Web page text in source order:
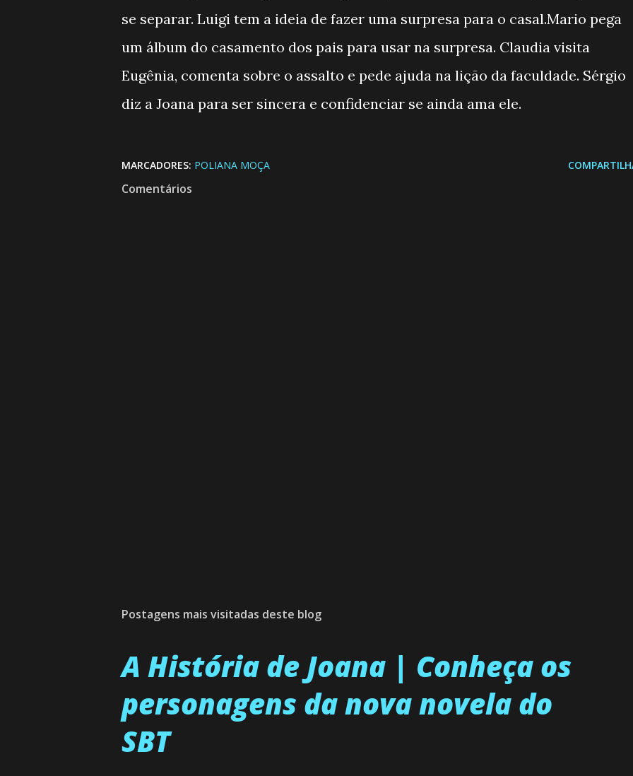
se separar. Luigi tem a ideia de fazer uma surpresa para o casal.Mario pega
um álbum do casamento dos pais para usar na surpresa. Claudia visita
Eugênia, comenta sobre o assalto e pede ajuda na lição da faculdade. Sérgio
diz a Joana para ser sincera e confidenciar se ainda ama ele.
MARCADORES: POLIANA MOÇA
Comentários
Postagens mais visitadas deste blog
A História de Joana | Conheça os
personagens da nova novela do
SBT